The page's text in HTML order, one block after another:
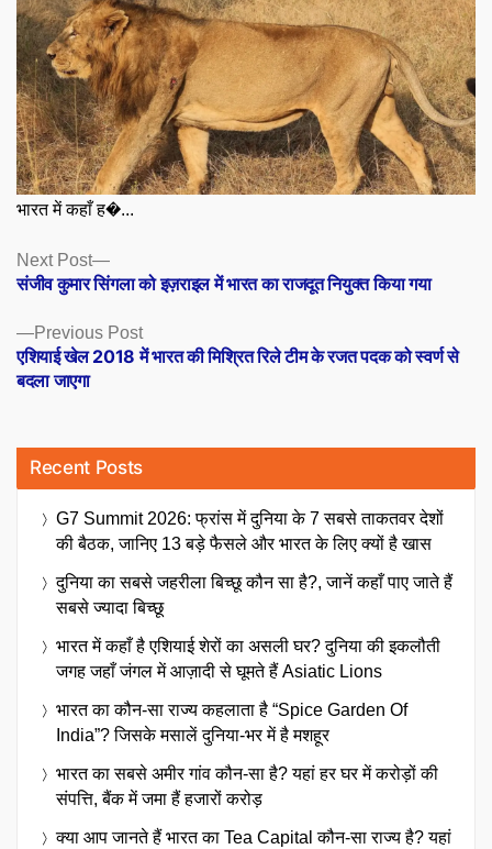
भारत में कहाँ ह�...
Posts
navigation
Previous PostPrevious
post:
एशियाई खेल 2018 में भारत की मिश्रित रिले टीम के रजत पदक को स्वर्ण से
बदला जाएगा
Next Post
Next
post:
संजीव कुमार सिंगला को इज़राइल में भारत का राजदूत नियुक्त किया गया
Recent Posts
G7 Summit 2026: फ्रांस में दुनिया के 7 सबसे ताकतवर देशों
की बैठक, जानिए 13 बड़े फैसले और भारत के लिए क्यों है खास
दुनिया का सबसे जहरीला बिच्छू कौन सा है?, जानें कहाँ पाए जाते हैं
सबसे ज्यादा बिच्छू
भारत में कहाँ है एशियाई शेरों का असली घर? दुनिया की इकलौती
जगह जहाँ जंगल में आज़ादी से घूमते हैं Asiatic Lions
भारत का कौन-सा राज्य कहलाता है “Spice Garden Of
India”? जिसके मसालें दुनिया-भर में है मशहूर
भारत का सबसे अमीर गांव कौन-सा है? यहां हर घर में करोड़ों की
संपत्ति, बैंक में जमा हैं हजारों करोड़
क्या आप जानते हैं भारत का Tea Capital कौन-सा राज्य है? यहां